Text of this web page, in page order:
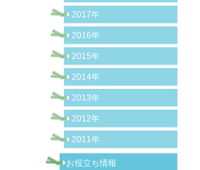
2017年
2016年
2015年
2014年
2013年
2012年
2011年
お役立ち情報